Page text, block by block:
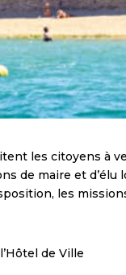
les citoyens à
de maire et
les
de Ville